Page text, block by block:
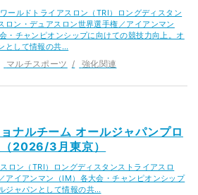
ワールドトライアスロン（TRI）ロングディスタン
ロン・デュアスロン世界選手権／アイアンマン
・チャンピオンシップに向けての競技力向上。オ
として情報の共…
マルチスポーツ 強化関連
ナルチーム オールジャパンプロ
2026/3月東京）
ロン（TRI）ロングディスタンストライアスロ
アイアンマン（IM）各大会・チャンピオンシップ
ジャパンとして情報の共…